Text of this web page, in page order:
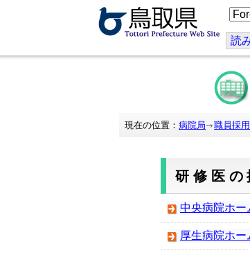
こ
の
ジ
を
翻
訳
す
る
読
現在の位置： 病院局 職員採用
研修医の
中央病院ホー
厚生病院ホ